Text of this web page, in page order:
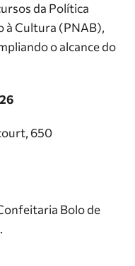
da Política
à Cultura (PNAB),
o alcance do
650
Bolo de